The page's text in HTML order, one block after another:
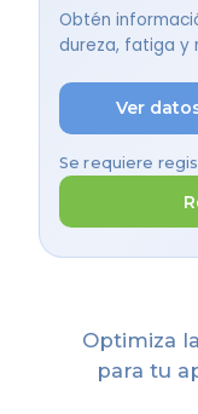
Obtén
dureza, fatiga y
Ver
Se requiere
Optimiza
para tu